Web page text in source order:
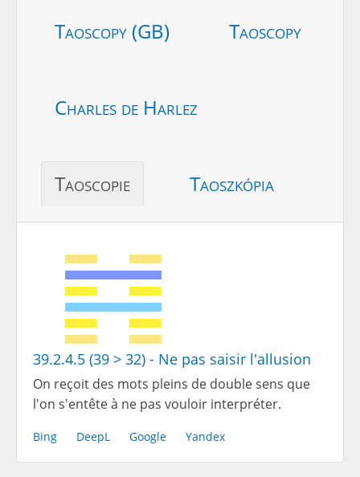
Taoscopy (GB) Taoscopy
Charles de Harlez
Taoscopie Taoszkópia
39.2.4.5 (39 > 32) - Ne pas saisir l'allusion
On reçoit des mots pleins de double sens que
l'on s'entête à ne pas vouloir interpréter.
Bing DeepL Google Yandex